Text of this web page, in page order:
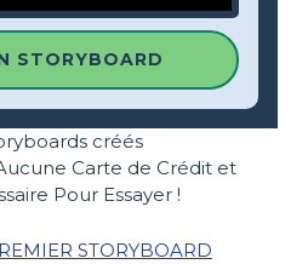
STORYBOARD
créés
Carte de Crédit et
Pour Essayer !
STORYBOARD